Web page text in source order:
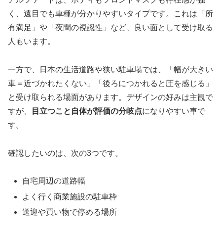
く、遠目でも車種が分かりやすいタイプです。これは「所
有満足」や「夜間の視認性」など、良い面として受け取る
人もいます。
一方で、日本の生活道路や狭い駐車場では、「幅が大きい
車＝近づかれたくない」「後ろにつかれると圧を感じる」
と受け取られる場面があります。デザインの好みは主観で
すが、
目立つこと自体が評価の分岐点になりやすい車で
す。
確認したいのは、次の3つです。
自宅周辺の道路幅
よく行く商業施設の駐車枠
送迎や買い物で停める場所